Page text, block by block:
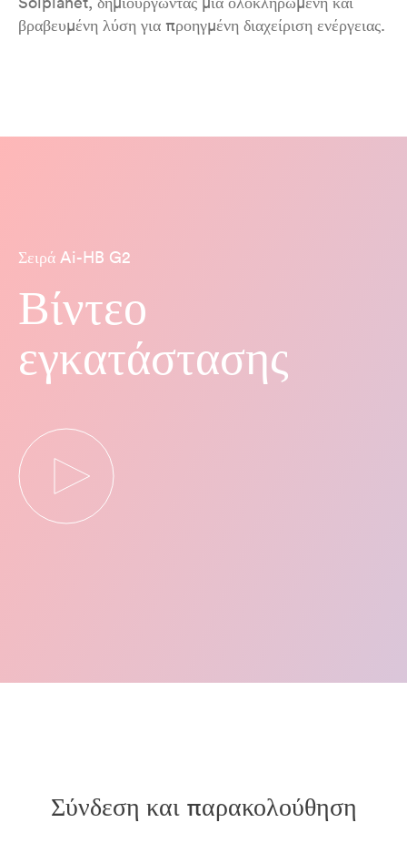
βραβευμένη λύση για προηγμένη διαχείριση ενέργειας.
Σειρά Ai-HB G2
Βίντεο
εγκατάστασης
Σύνδεση και παρακολούθηση